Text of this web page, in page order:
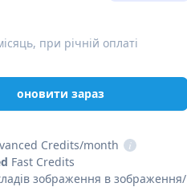
при річній оплаті
оновити зараз
Credits/month
i
Fast Credits
зображення в зображення/